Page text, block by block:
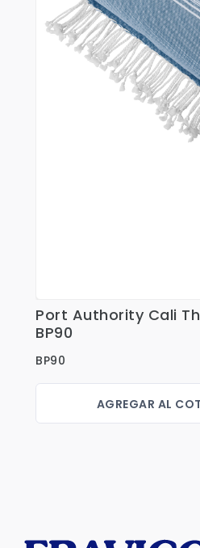
Ver
Port Authority Cali
BP90
BP90
AGREGAR AL